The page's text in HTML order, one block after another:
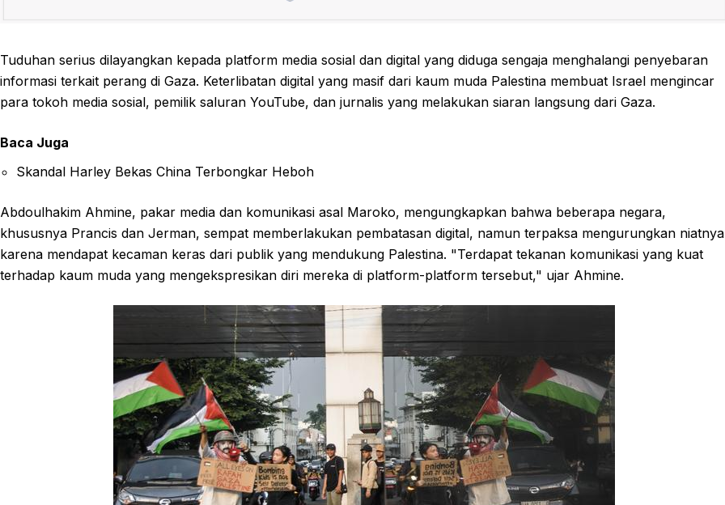
Tuduhan serius dilayangkan kepada platform media sosial dan digital yang diduga sengaja menghalangi penyebaran
informasi terkait perang di Gaza. Keterlibatan digital yang masif dari kaum muda Palestina membuat Israel mengincar
para tokoh media sosial, pemilik saluran YouTube, dan jurnalis yang melakukan siaran langsung dari Gaza.
Baca Juga
Skandal Harley Bekas China Terbongkar Heboh
Abdoulhakim Ahmine, pakar media dan komunikasi asal Maroko, mengungkapkan bahwa beberapa negara,
khususnya Prancis dan Jerman, sempat memberlakukan pembatasan digital, namun terpaksa mengurungkan niatnya
karena mendapat kecaman keras dari publik yang mendukung Palestina. "Terdapat tekanan komunikasi yang kuat
terhadap kaum muda yang mengekspresikan diri mereka di platform-platform tersebut," ujar Ahmine.